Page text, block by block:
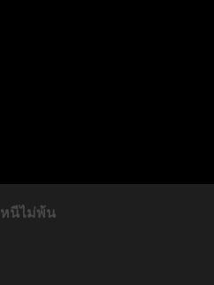
หนีไม่พ้น